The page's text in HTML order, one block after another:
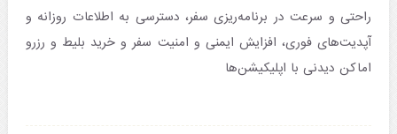
راحتی و سرعت در برنامه‌ریزی سفر، دسترسی به اطلاعات روزانه و
آپدیت‌های فوری، افزایش ایمنی و امنیت سفر و خرید بلیط و رزرو
اماکن دیدنی با اپلیکیشن‌ها